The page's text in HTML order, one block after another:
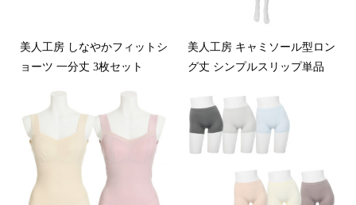
美人工房 しなやかフィットシ
ョーツ 一分丈 3枚セット
美人工房 キャミソール型ロン
グ丈 シンプルスリップ単品